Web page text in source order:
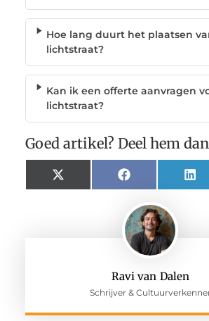
Ravi van Dalen
Schrijver &
Hoe lang duurt het plaatsen
lichtstraat?
Kan ik een offerte aanvragen
lichtstraat?
Goed artikel? Deel hem
X
(Twitter)
Facebook